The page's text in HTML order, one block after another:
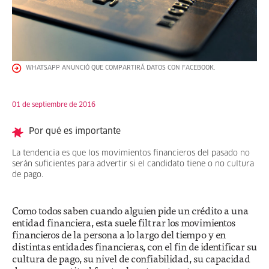
WHATSAPP ANUNCIÓ QUE COMPARTIRÁ DATOS CON FACEBOOK.
01 de septiembre de 2016
Por qué es importante
La tendencia es que los movimientos financieros del pasado no
serán suficientes para advertir si el candidato tiene o no cultura
de pago.
Como todos saben cuando alguien pide un crédito a una
entidad financiera, esta suele filtrar los movimientos
financieros de la persona a lo largo del tiempo y en
distintas entidades financieras, con el fin de identificar su
cultura de pago, su nivel de confiabilidad, su capacidad